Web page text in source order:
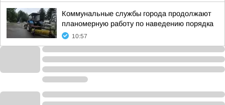
Коммунальные службы города продолжают
планомерную работу по наведению порядка
10:57